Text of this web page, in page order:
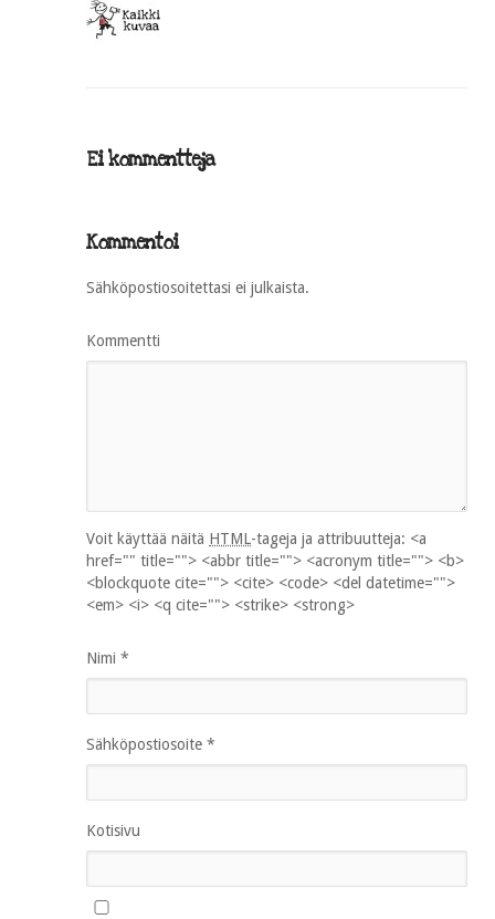
Ei kommentteja
Kommentoi
Sähköpostiosoitettasi ei julkaista.
Kommentti
Voit käyttää näitä HTML-tageja ja attribuutteja: <a
href="" title=""> <abbr title=""> <acronym title=""> <b>
<blockquote cite=""> <cite> <code> <del datetime="">
<em> <i> <q cite=""> <strike> <strong>
Nimi *
Sähköpostiosoite *
Kotisivu